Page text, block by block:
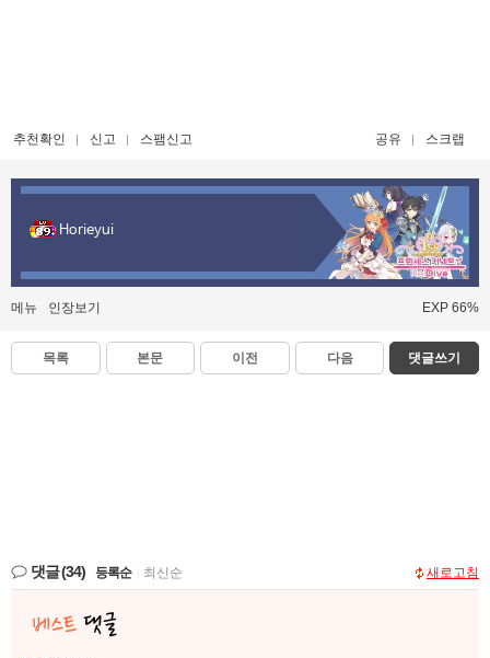
추천확인 신고 스팸신고 공유 스크랩
Horieyui
메뉴 인장보기 EXP 66%
목록 본문 이전 다음 댓글쓰기
댓글(34) 등록순 최신순 새로고침